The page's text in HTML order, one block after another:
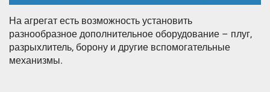
На агрегат есть возможность установить
разнообразное дополнительное оборудование – плуг,
разрыхлитель, борону и другие вспомогательные
механизмы.